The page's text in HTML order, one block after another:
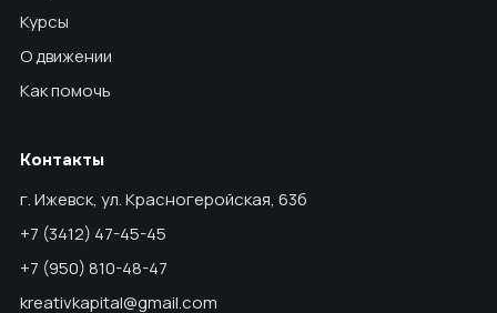
Курсы
О движении
Как помочь
Контакты
г. Ижевск, ул. Красногеройская, 63б
+7 (3412) 47-45-45
+7 (950) 810-48-47
kreativkapital@gmail.com